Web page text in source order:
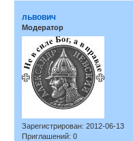
львович
Модератор
Зарегистрирован: 2012-06-13
Приглашений: 0